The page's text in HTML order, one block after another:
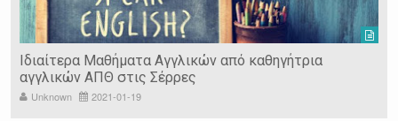
Ιδιαίτερα Μαθήματα Αγγλικών από καθηγήτρια
αγγλικών ΑΠΘ στις Σέρρες
Unknown 2021-01-19
Panserraikos FC
Ikaroi B.C.